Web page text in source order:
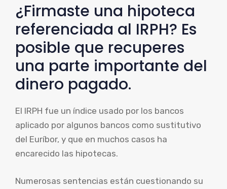
¿Firmaste una hipoteca
referenciada al IRPH? Es
posible que recuperes
una parte importante del
dinero pagado.
El IRPH fue un índice usado por los bancos
aplicado por algunos bancos como sustitutivo
del Euríbor, y que en muchos casos ha
encarecido las hipotecas.
Numerosas sentencias están cuestionando su